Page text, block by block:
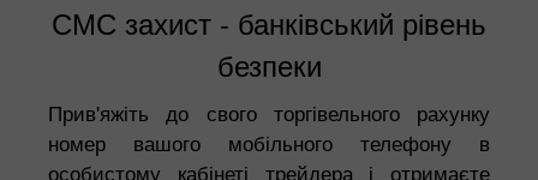
СМС захист - банківський рівень
безпеки
Прив'яжіть до свого торгівельного рахунку
номер вашого мобільного телефону в
особистому кабінеті трейдера і отримаєте